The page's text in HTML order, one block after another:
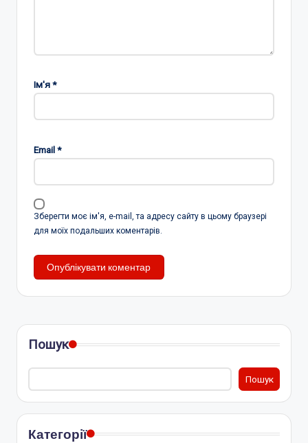
Ім'я*
Email*
Зберегти моє ім'я, e-mail, та адресу сайту в цьому браузері
для моїх подальших коментарів.
Пошук
Пошук
Категорії